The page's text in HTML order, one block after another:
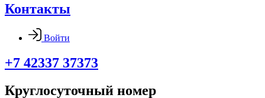
Контакты
Войти
+7 42337 37373
Круглосуточный номер